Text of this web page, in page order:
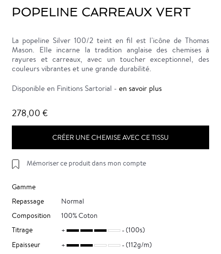
POPELINE CARREAUX VERT
La popeline Silver 100/2 teint en fil est l'icône de Thomas
Mason. Elle incarne la tradition anglaise des chemises à
rayures et carreaux, avec un toucher exceptionnel, des
couleurs vibrantes et une grande durabilité.
Disponible en Finitions Sartorial - en savoir plus
278,00 €
CRÉER UNE CHEMISE AVEC CE TISSU
Mémoriser ce produit dans mon compte
Gamme
Repassage
Normal
Composition
100% Coton
Titrage
(100s)
Epaisseur
(112g/m)